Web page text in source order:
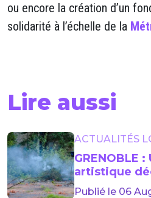
ou encore la création d’un
solidarité à l’échelle de la
Lire aussi
ACTUALITÉS
GRENOBLE
artistique
lancée
Publié le 06